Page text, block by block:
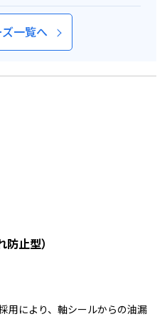
一覧へ
止型）
用により、軸シールからの油漏